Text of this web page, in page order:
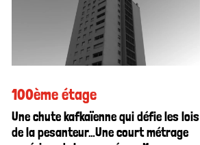
100ème étage
Une chute kafkaïenne qui défie les lois
de la pesanteur…Une court métrage